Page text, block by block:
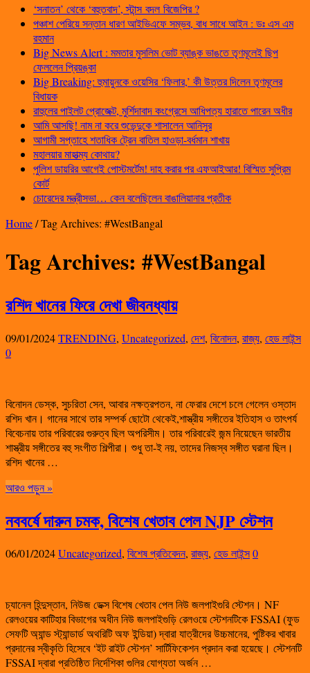
‘সনাতন’ থেকে ‘বহুতবাদ’, স্টান্স বদল বিজেপির ?
পঞ্চাশ পেরিয়ে সন্তান ধারণ আইভিএফে সম্ভব, বাধ সাধে আইন : ডঃ এস এম
রহমান
Big News Alert : মমতার মুসলিম ভোট ব্যাঙ্ক ভাঙতে তৃণমূলেই ছিপ
ফেললেন প্রিয়ঙ্কা
Big Breaking: হুমায়ুনকে ওয়েসির ‘ফিলার,’ কী উত্তর দিলেন তৃণমূলের
বিধায়ক
রাহুলের পাইলট প্রোজেক্ট, মুর্শিদাবাদ কংগ্রেসে আধিপত্য হারাতে পারেন অধীর
আমি আসছি! নাম না করে শুভেন্দুকে শাসালেন আনিসুর
আগামী সপ্তাহে শতাধিক ট্রেন বাতিল হাওড়া-বর্ধমান শাখায়
মহালয়ার মাহাত্ম্য কোথায়?
পুলিশ ডায়রির আগেই পোস্টমর্টেম! দাহ করার পর এফআইআর! বিস্মিত সুপ্রিম
কোর্ট
চোরেদের মন্ত্রীসভা… কেন বলেছিলেন বাঙালিয়ানার প্রতীক
Home/Tag Archives: #WestBangal
Tag Archives: #WestBangal
রশিদ খানের ফিরে দেখা জীবনধ্যায়
09/01/2024TRENDING, Uncategorized, দেশ, বিনোদন, রাজ্য, হেড লাইন্স
0
বিনোদন ডেস্ক, সুচরিতা সেন, আবার নক্ষত্রপতন, না ফেরার দেশে চলে গেলেন ওস্তাদ
রশিদ খান। গানের সাথে তার সম্পর্ক ছোটো থেকেই,শাস্ত্রীয় সঙ্গীতের ইতিহাস ও তাৎপর্য
বিবেচনায় তার পরিবারের গুরুত্ব ছিল অপরিসীম। তার পরিবারেই জন্ম নিয়েছেন ভারতীয়
শাস্ত্রীয় সঙ্গীতের বহু সংগীত শিল্পীরা। শুধু তা-ই নয়, তাদের নিজস্ব সঙ্গীত ঘরানা ছিল।
রশিদ খানের …
আরও পড়ুন »
নববর্ষে দারুন চমক, বিশেষ খেতাব পেল NJP স্টেশন
06/01/2024Uncategorized, বিশেষ প্রতিবেদন, রাজ্য, হেড লাইন্স0
চ্যানেল হিন্দুস্তান, নিউজ ডেক্স বিশেষ খেতাব পেল নিউ জলপাইগুরি স্টেশন। NF
রেলওয়ের কাটিহার বিভাগের অধীন নিউ জলপাইগুড়ি রেলওয়ে স্টেশনটিকে FSSAI (ফুড
সেফটি অ্যান্ড স্ট্যান্ডার্ড অথরিটি অফ ইন্ডিয়া) দ্বারা যাত্রীদের উচ্চমানের, পুষ্টিকর খাবার
প্রদানের স্বীকৃতি হিসেবে ‘ইট রাইট স্টেশন’ সার্টিফিকেশন প্রদান করা হয়েছে। স্টেশনটি
FSSAI দ্বারা প্রতিষ্ঠিত নির্দেশিকা গুলির যোগ্যতা অর্জন …